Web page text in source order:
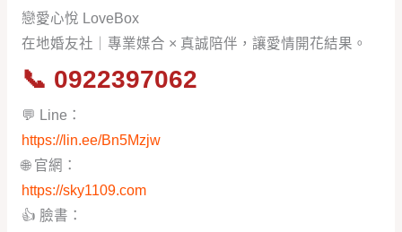
戀愛心悅 LoveBox
在地婚友社｜專業媒合 × 真誠陪伴，讓愛情開花結果。
📞 0922397062
💬 Line：
https://lin.ee/Bn5Mzjw
🌐 官網：
https://sky1109.com
👍 臉書：